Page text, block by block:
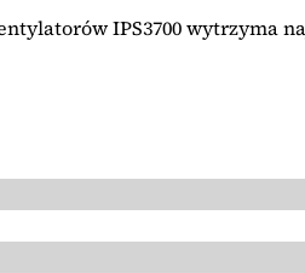
IPS3700 wytrzyma